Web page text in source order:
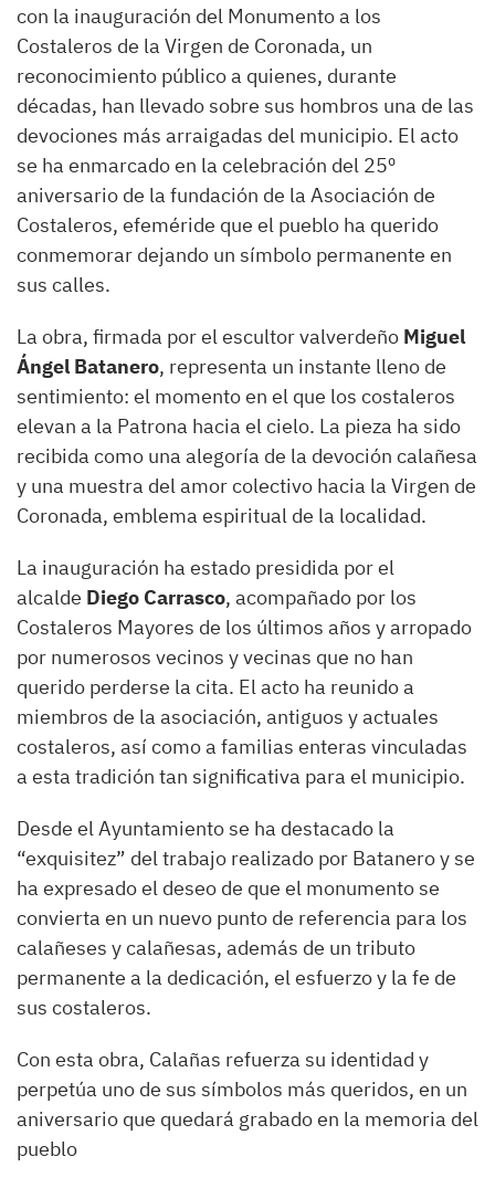
con la inauguración del Monumento a los
Costaleros de la Virgen de Coronada, un
reconocimiento público a quienes, durante
décadas, han llevado sobre sus hombros una de las
devociones más arraigadas del municipio. El acto
se ha enmarcado en la celebración del 25º
aniversario de la fundación de la Asociación de
Costaleros, efeméride que el pueblo ha querido
conmemorar dejando un símbolo permanente en
sus calles.
La obra, firmada por el escultor valverdeño Miguel
Ángel Batanero, representa un instante lleno de
sentimiento: el momento en el que los costaleros
elevan a la Patrona hacia el cielo. La pieza ha sido
recibida como una alegoría de la devoción calañesa
y una muestra del amor colectivo hacia la Virgen de
Coronada, emblema espiritual de la localidad.
La inauguración ha estado presidida por el
alcalde Diego Carrasco, acompañado por los
Costaleros Mayores de los últimos años y arropado
por numerosos vecinos y vecinas que no han
querido perderse la cita. El acto ha reunido a
miembros de la asociación, antiguos y actuales
costaleros, así como a familias enteras vinculadas
a esta tradición tan significativa para el municipio.
Desde el Ayuntamiento se ha destacado la
“exquisitez” del trabajo realizado por Batanero y se
ha expresado el deseo de que el monumento se
convierta en un nuevo punto de referencia para los
calañeses y calañesas, además de un tributo
permanente a la dedicación, el esfuerzo y la fe de
sus costaleros.
Con esta obra, Calañas refuerza su identidad y
perpetúa uno de sus símbolos más queridos, en un
aniversario que quedará grabado en la memoria del
pueblo